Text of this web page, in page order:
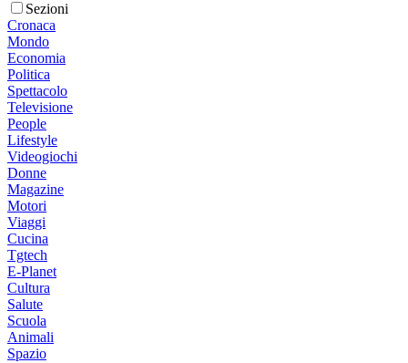
Sezioni
Cronaca
Mondo
Economia
Politica
Spettacolo
Televisione
People
Lifestyle
Videogiochi
Donne
Magazine
Motori
Viaggi
Cucina
Tgtech
E-Planet
Cultura
Salute
Scuola
Animali
Spazio